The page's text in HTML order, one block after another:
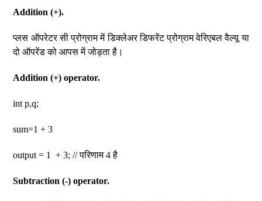
Addition (+).
प्लस ऑपरेटर सी प्रोग्राम में डिक्लेअर डिफरेंट प्रोग्राम वेरिएबल वैल्यू या
दो ऑपरेंड को आपस में जोड़ता है।
Addition (+) operator.
int p,q;
sum=1 + 3
output = 1 + 3; // परिणाम 4 है
Subtraction (-) operator.